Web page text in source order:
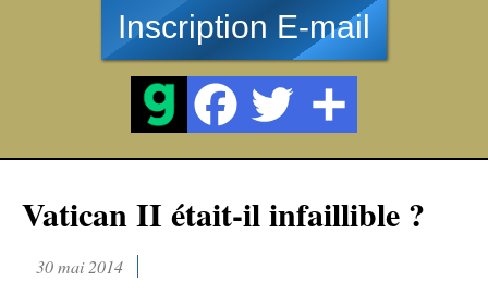
Inscription E-mail
Vatican II était-il infaillible ?
30 mai 2014